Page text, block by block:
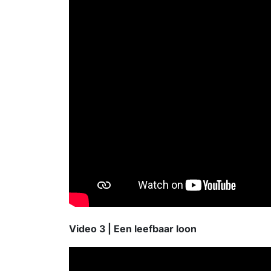
Video 3 | Een leefbaar loon